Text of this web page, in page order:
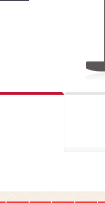
自分のアレルゲン、制限対象食品を